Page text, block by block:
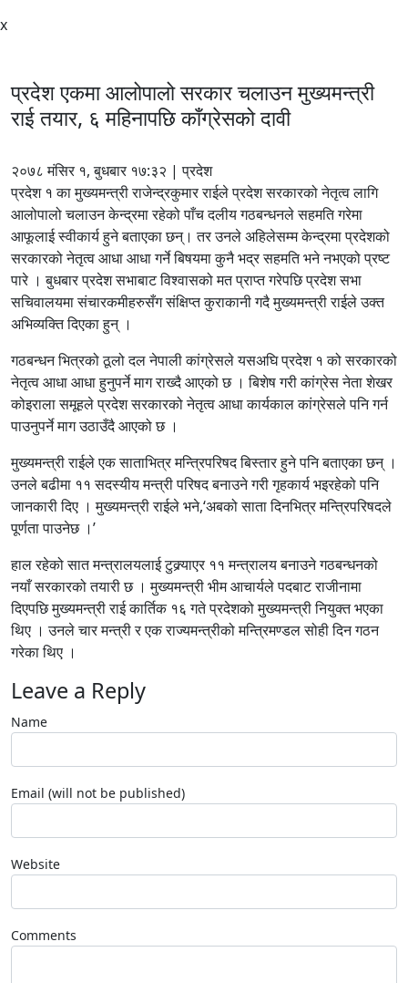
x
प्रदेश एकमा आलोपालो सरकार चलाउन मुख्यमन्त्री
राई तयार, ६ महिनापछि काँग्रेसको दावी
२०७८ मंसिर १, बुधबार १७:३२ | प्रदेश
प्रदेश १ का मुख्यमन्त्री राजेन्द्रकुमार राईले प्रदेश सरकारको नेतृत्व लागि
आलोपालो चलाउन केन्द्रमा रहेको पाँच दलीय गठबन्धनले सहमति गरेमा
आफूलाई स्वीकार्य हुने बताएका छन्। तर उनले अहिलेसम्म केन्द्रमा प्रदेशको
सरकारको नेतृत्व आधा आधा गर्ने बिषयमा कुनै भद्र सहमति भने नभएको प्रष्ट
पारे । बुधबार प्रदेश सभाबाट विश्वासको मत प्राप्त गरेपछि प्रदेश सभा
सचिवालयमा संचारकमीहरुसँग संक्षिप्त कुराकानी गदै मुख्यमन्त्री राईले उक्त
अभिव्यक्ति दिएका हुन् ।
गठबन्धन भित्रको ठूलो दल नेपाली कांग्रेसले यसअघि प्रदेश १ को सरकारको
नेतृत्व आधा आधा हुनुपर्ने माग राख्दै आएको छ । बिशेष गरी कांग्रेस नेता शेखर
कोइराला समूहले प्रदेश सरकारको नेतृत्व आधा कार्यकाल कांग्रेसले पनि गर्न
पाउनुपर्ने माग उठाउँदै आएको छ ।
मुख्यमन्त्री राईले एक साताभित्र मन्त्रिपरिषद बिस्तार हुने पनि बताएका छन् ।
उनले बढीमा ११ सदस्यीय मन्त्री परिषद बनाउने गरी गृहकार्य भइरहेको पनि
जानकारी दिए । मुख्यमन्त्री राईले भने,‘अबको साता दिनभित्र मन्त्रिपरिषदले
पूर्णता पाउनेछ ।’
हाल रहेको सात मन्त्रालयलाई टुक्र्याएर ११ मन्त्रालय बनाउने गठबन्धनको
नयाँ सरकारको तयारी छ । मुख्यमन्त्री भीम आचार्यले पदबाट राजीनामा
दिएपछि मुख्यमन्त्री राई कार्तिक १६ गते प्रदेशको मुख्यमन्त्री नियुक्त भएका
थिए । उनले चार मन्त्री र एक राज्यमन्त्रीको मन्त्रिमण्डल सोही दिन गठन
गरेका थिए ।
Leave a Reply
Name
Email (will not be published)
Website
Comments